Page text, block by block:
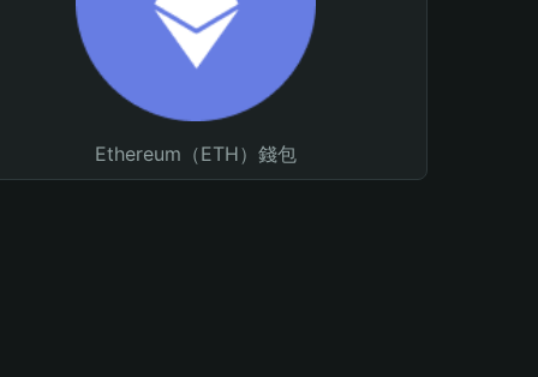
Ethereum（ETH）錢包